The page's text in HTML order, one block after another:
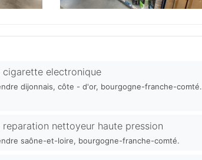
cigarette electronique
dijonnais, côte - d'or, bourgogne-franche-comté.
reparation nettoyeur haute pression
saône-et-loire, bourgogne-franche-comté.